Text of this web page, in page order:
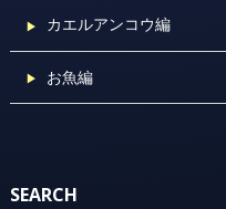
カエルアンコウ編
お魚編
SEARCH